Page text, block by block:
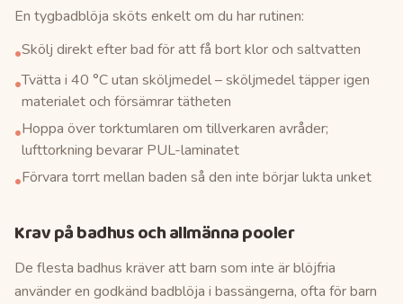
En tygbadblöja sköts enkelt om du har rutinen:
•Skölj direkt efter bad för att få bort klor och saltvatten
•Tvätta i 40 °C utan sköljmedel – sköljmedel täpper igen
materialet och försämrar tätheten
•Hoppa över torktumlaren om tillverkaren avråder;
lufttorkning bevarar PUL-laminatet
•Förvara torrt mellan baden så den inte börjar lukta unket
Krav på badhus och allmänna pooler
De flesta badhus kräver att barn som inte är blöjfria
använder en godkänd badblöja i bassängerna, ofta för barn